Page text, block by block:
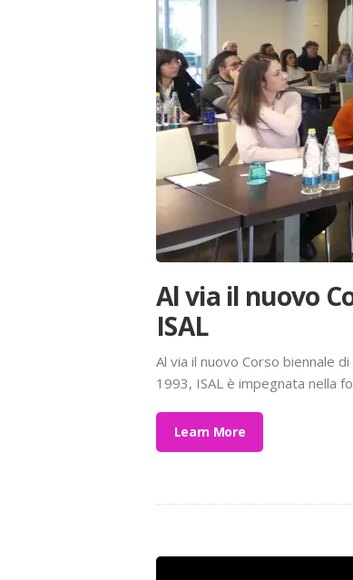
Al via il nuovo
ISAL
Al via il nuovo Corso biennale
1993, ISAL è impegnata nella
Learn More